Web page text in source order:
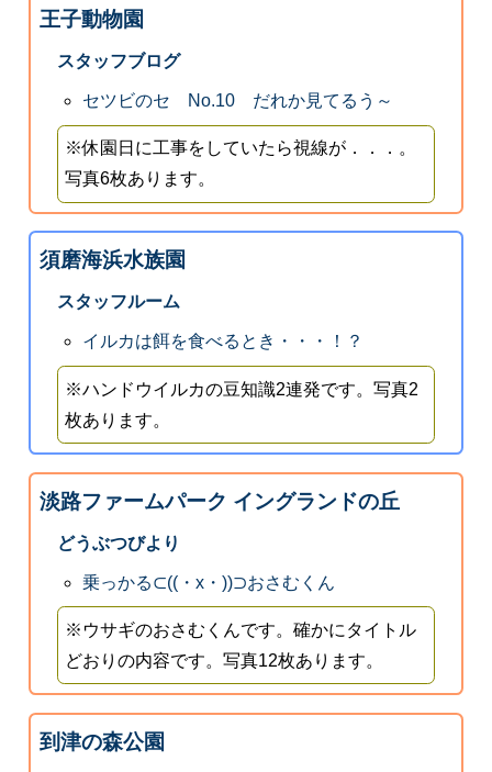
王子動物園
スタッフブログ
セツビのセ No.10 だれか見てるう～
※休園日に工事をしていたら視線が．．．。
写真6枚あります。
須磨海浜水族園
スタッフルーム
イルカは餌を食べるとき・・・！？
※ハンドウイルカの豆知識2連発です。写真2
枚あります。
淡路ファームパーク イングランドの丘
どうぶつびより
乗っかる⊂((・x・))⊃おさむくん
※ウサギのおさむくんです。確かにタイトル
どおりの内容です。写真12枚あります。
到津の森公園